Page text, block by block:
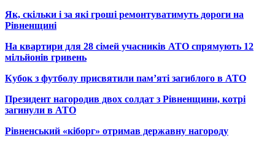
Як, скільки і за які гроші ремонтуватимуть дороги на
Рівненщині
На квартири для 28 сімей учасників АТО спрямують 12
мільйонів гривень
Кубок з футболу присвятили пам’яті загиблого в АТО
Президент нагородив двох солдат з Рівненщини, котрі
загинули в АТО
Рівненський «кіборг» отримав державну нагороду